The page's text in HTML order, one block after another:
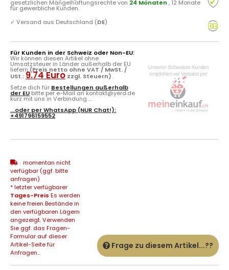
gesetzlichen Mängelhaftungsrechte von 24 Monaten , 12 Monate
für gewerbliche Kunden.
✓ Versand aus Deutschland (DE)
Für Kunden in der Schweiz oder Non-EU:
Wir können diesen Artikel ohne
Umsatzsteuer in Länder außerhalb der EU
liefern(Preis netto ohne VAT / MwSt. /
USt.: 9.74 Euro zzgl. Steuern) .
Setze dich für Bestellungen außerhalb
der EU bitte per e-Mail an kontakt@yerd.de
kurz mit uns in Verbindung ...
...oder perWhatsApp (NUR Chat!):
+491796159552
momentan nicht
verfügbar (ggf. bitte
anfragen)
* letzter verfügbarer
Tages-Preis Es werden
keine freien Bestände in
den verfügbaren Lägern
angezeigt. Verwenden
Sie ggf. das Fragen-
Formular auf dieser
Artikel-Seite für
Anfragen...
Frage zu diesem Artikel...??